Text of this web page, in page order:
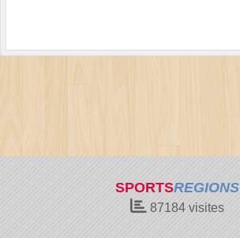
SPORTSREGIONS
87184visites